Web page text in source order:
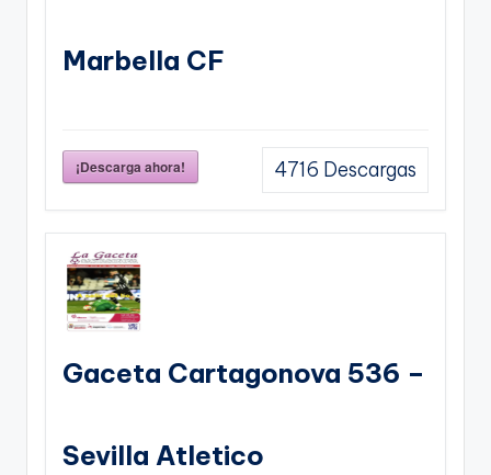
Marbella CF
¡Descarga ahora! 4716 Descargas
Gaceta Cartagonova 536 –
Sevilla Atletico